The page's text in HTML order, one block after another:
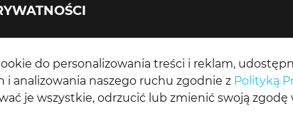
Proces
oparciu o
zaufanie
zgodnie
do personalizowania treści i reklam,
i analizowania naszego ruchu zgodnie z Polityką
je wszystkie, odrzucić lub zmienić swoją zgodę